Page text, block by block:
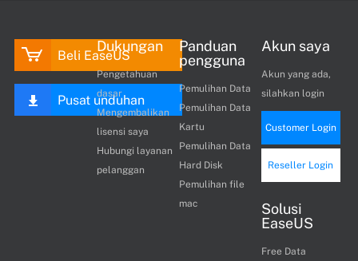
Beli EaseUS
Pusat unduhan
Dukungan
Pengetahuan
dasar
Mengembalikan
lisensi saya
Hubungi layanan
pelanggan
Panduan
pengguna
Pemulihan Data
Pemulihan Data
Kartu
Pemulihan Data
Hard Disk
Pemulihan file
mac
Akun saya
Akun yang ada,
silahkan login
Customer Login
Reseller Login
Solusi
EaseUS
Free Data